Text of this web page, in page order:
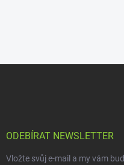
ODEBÍRAT NEWSLETTER
Vložte svůj e-mail a my vám